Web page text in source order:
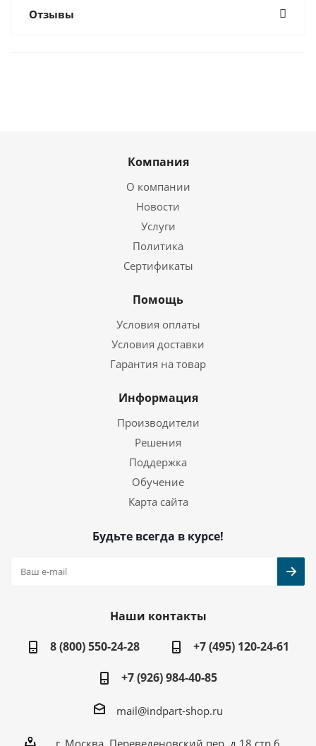
Отзывы
Компания
О компании
Новости
Услуги
Политика
Сертификаты
Помощь
Условия оплаты
Условия доставки
Гарантия на товар
Информация
Производители
Решения
Поддержка
Обучение
Карта сайта
Будьте всегда в курсе!
Наши контакты
8 (800) 550-24-28
+7 (495) 120-24-61
+7 (926) 984-40-85
mail@indpart-shop.ru
г. Москва, Переведеновский пер, д.18 стр.6,